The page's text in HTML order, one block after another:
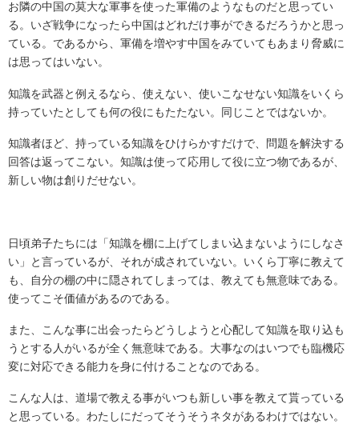
お隣の中国の莫大な軍事を使った軍備のようなものだと思ってい
る。いざ戦争になったら中国はどれだけ事ができるだろうかと思っ
ている。であるから、軍備を増やす中国をみていてもあまり脅威に
は思ってはいない。
知識を武器と例えるなら、使えない、使いこなせない知識をいくら
持っていたとしても何の役にもたたない。同じことではないか。
知識者ほど、持っている知識をひけらかすだけで、問題を解決する
回答は返ってこない。知識は使って応用して役に立つ物であるが、
新しい物は創りだせない。
日頃弟子たちには「知識を棚に上げてしまい込まないようにしなさ
い」と言っているが、それが成されていない。いくら丁寧に教えて
も、自分の棚の中に隠されてしまっては、教えても無意味である。
使ってこそ価値があるのである。
また、こんな事に出会ったらどうしようと心配して知識を取り込も
うとする人がいるが全く無意味である。大事なのはいつでも臨機応
変に対応できる能力を身に付けることなのである。
こんな人は、道場で教える事がいつも新しい事を教えて貰っている
と思っている。わたしにだってそうそうネタがあるわけではない。